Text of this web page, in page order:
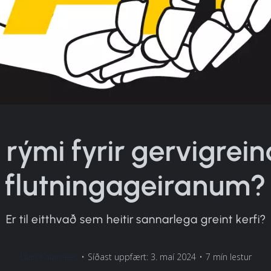
rými fyrir
flutningageiranum?
Er til eitthvað sem heitir sannarlega greint kerfi?
• Síðast uppfært: 3. maí 2024 • 7 mín lestur